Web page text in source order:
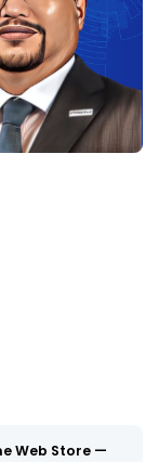
Web Store —